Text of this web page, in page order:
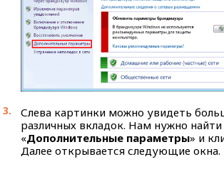
Слева картинки можно увидеть
различных вкладок. Нам нужно
«Дополнительные параметры» и
Далее открывается следующие окна.